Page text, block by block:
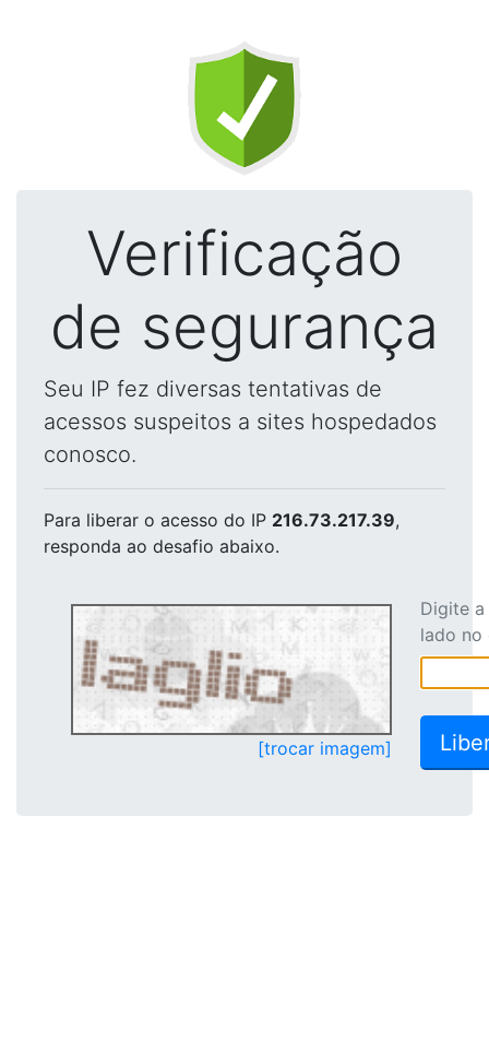
Verificação
de segurança
Seu IP fez diversas tentativas de
acessos suspeitos a sites hospedados
conosco.
Para liberar o acesso do IP 216.73.217.39,
responda ao desafio abaixo.
[trocar imagem]
Digite
lado no